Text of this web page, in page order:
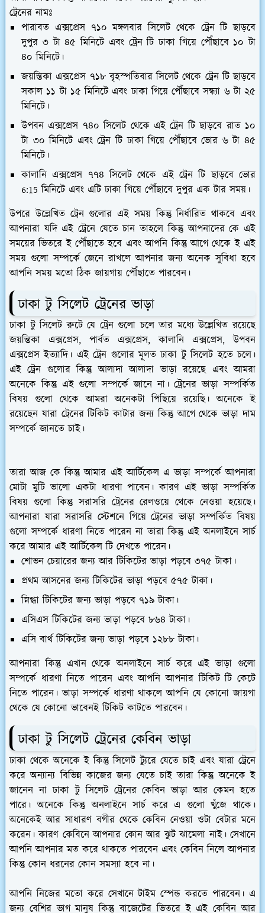
ট্রেনের নামঃ
পারাবত এক্সপ্রেস ৭১০ মঙ্গলবার সিলেট থেকে ট্রেন টি ছাড়বে
দুপুর ৩ টা ৪৫ মিনিটে এবং ট্রেন টি ঢাকা গিয়ে পৌঁছাবে ১০ টা
৪০ মিনিটে।
জয়ন্তিকা এক্সপ্রেস ৭১৮ বৃহস্পতিবার সিলেট থেকে ট্রেন টি ছাড়বে
সকাল ১১ টা ১৫ মিনিটে এবং ঢাকা গিয়ে পৌঁছাবে সন্ধ্যা ৬ টা ২৫
মিনিটে।
উপবন এক্সপ্রেস ৭৪০ সিলেট থেকে এই ট্রেন টি ছাড়বে রাত ১০
টা ৩০ মিনিটে এবং ট্রেন টি ঢাকা গিয়ে পৌঁছাবে ভোর ৬ টা ৪৫
মিনিটে।
কালানি এক্সপ্রেস ৭৭৪ সিলেট থেকে এই ট্রেন টি ছাড়বে ভোর
6:15 মিনিটে এবং এটি ঢাকা গিয়ে পৌঁছাবে দুপুর এক টার সময়।
উপরে উল্লেখিত ট্রেন গুলোর এই সময় কিন্তু নির্ধারিত থাকবে এবং
আপনারা যদি এই ট্রেনে যেতে চান তাহলে কিন্তু আপনাদের কে এই
সময়ের ভিতরে ই পৌঁছাতে হবে এবং আপনি কিন্তু আগে থেকে ই এই
সময় গুলো সম্পর্কে জেনে রাখলে আপনার জন্য অনেক সুবিধা হবে
আপনি সময় মতো ঠিক জায়গায় পৌঁছাতে পারবেন।
ঢাকা টু সিলেট ট্রেনের ভাড়া
ঢাকা টু সিলেট রুটে যে ট্রেন গুলো চলে তার মধ্যে উল্লেখিত রয়েছে
জয়ন্তিকা এক্সপ্রেস, পার্বত এক্সপ্রেস, কালানি এক্সপ্রেস, উপবন
এক্সপ্রেস ইত্যাদি। এই ট্রেন গুলোর মূলত ঢাকা টু সিলেট হতে চলে।
এই ট্রেন গুলোর কিন্তু আলাদা আলাদা ভাড়া রয়েছে এবং আমরা
অনেকে কিন্তু এই গুলো সম্পর্কে জানে না। ট্রেনের ভাড়া সম্পর্কিত
বিষয় গুলো থেকে আমরা অনেকটা পিছিয়ে রয়েছি। অনেকে ই
রয়েছেন যারা ট্রেনের টিকিট কাটার জন্য কিন্তু আগে থেকে ভাড়া দাম
সম্পর্কে জানতে চাই।
তারা আজ কে কিন্তু আমার এই আর্টিকেল এ ভাড়া সম্পর্কে আপনারা
মোটা মুটি ভালো একটা ধারণা পাবেন। কারণ এই ভাড়া সম্পর্কিত
বিষয় গুলো কিন্তু সরাসরি ট্রেনের রেলওয়ে থেকে নেওয়া হয়েছে।
আপনারা যারা সরাসরি স্টেশনে গিয়ে ট্রেনের ভাড়া সম্পর্কিত বিষয়
গুলো সম্পর্কে ধারণা নিতে পারেন না তারা কিন্তু এই অনলাইনে সার্চ
করে আমার এই আর্টিকেল টি দেখতে পারেন।
শোভন চেয়ারের জন্য আর টিকিটের ভাড়া পড়বে ৩৭৫ টাকা।
প্রথম আসনের জন্য টিকিটের ভাড়া পড়বে ৫৭৫ টাকা।
স্নিগ্ধা টিকিটের জন্য ভাড়া পড়বে ৭১৯ টাকা।
এসিএস টিকিটের জন্য ভাড়া পড়বে ৮৬৪ টাকা।
এসি বার্থ টিকিটের জন্য ভাড়া পড়বে ১২৮৮ টাকা।
আপনারা কিন্তু এখান থেকে অনলাইনে সার্চ করে এই ভাড়া গুলো
সম্পর্কে ধারণা নিতে পারেন এবং আপনি আপনার টিকিট টি কেটে
নিতে পারেন। ভাড়া সম্পর্কে ধারণা থাকলে আপনি যে কোনো জায়গা
থেকে যে কোনো ভাবেনই টিকিট কাটতে পারবেন।
ঢাকা টু সিলেট ট্রেনের কেবিন ভাড়া
ঢাকা থেকে অনেকে ই কিন্তু সিলেট ট্যুরে যেতে চাই এবং যারা ট্রেনে
করে অন্যান্য বিভিন্ন কাজের জন্য যেতে চাই তারা কিন্তু অনেকে ই
জানেন না ঢাকা টু সিলেট ট্রেনের কেবিন ভাড়া আর কেমন হতে
পারে। অনেকে কিন্তু অনলাইনে সার্চ করে এ গুলো খুঁজে থাকে।
অনেকেই আর সাধারণ বগীর থেকে কেবিন নেওয়া ওটা বেটার মনে
করেন। কারণ কেবিনে আপনার কোন আর ঝুট ঝামেলা নাই। সেখানে
আপনি আপনার মত করে থাকতে পারবেন এবং কেবিন নিলে আপনার
কিন্তু কোন ধরনের কোন সমস্যা হবে না।
আপনি নিজের মতো করে সেখানে টাইম স্পেন্ড করতে পারবেন। এ
জন্য বেশির ভাগ মানুষ কিন্তু বাজেটের ভিতরে ই এই কেবিন আর